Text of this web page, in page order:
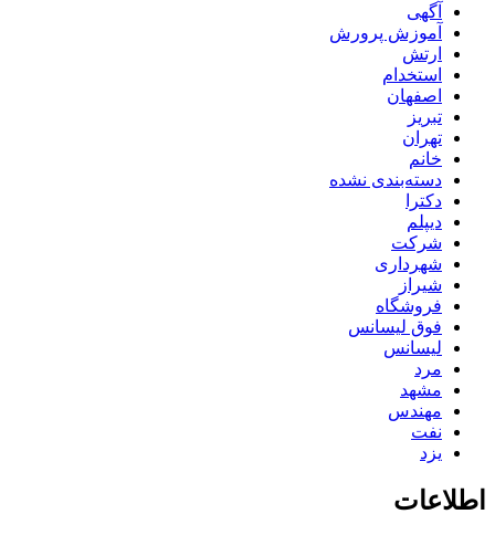
آگهی
آموزش پرورش
ارتش
استخدام
اصفهان
تبریز
تهران
خانم
دسته‌بندی نشده
دکترا
دیپلم
شرکت
شهرداری
شیراز
فروشگاه
فوق لیسانس
لیسانس
مرد
مشهد
مهندس
نفت
یزد
اطلاعات